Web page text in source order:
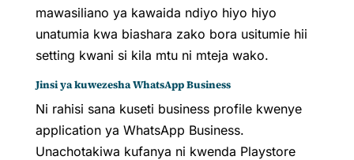
mawasiliano ya kawaida ndiyo hiyo hiyo
unatumia kwa biashara zako bora usitumie hii
setting kwani si kila mtu ni mteja wako.
Jinsi ya kuwezesha WhatsApp Business
Ni rahisi sana kuseti business profile kwenye
application ya WhatsApp Business.
Unachotakiwa kufanya ni kwenda Playstore